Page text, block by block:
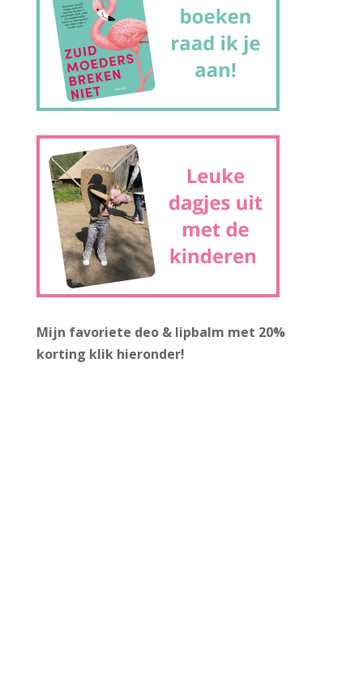
Mijn favoriete deo & lipbalm met 20%
korting klik hieronder!